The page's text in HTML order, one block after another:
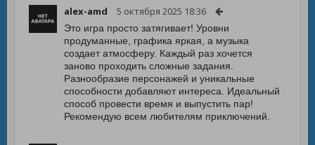
alex-amd 5 октября 2025 18:36
Это игра просто затягивает! Уровни
продуманные, графика яркая, а музыка
создает атмосферу. Каждый раз хочется
заново проходить сложные задания.
Разнообразие персонажей и уникальные
способности добавляют интереса. Идеальный
способ провести время и выпустить пар!
Рекомендую всем любителям приключений.